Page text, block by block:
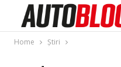
Home Știri